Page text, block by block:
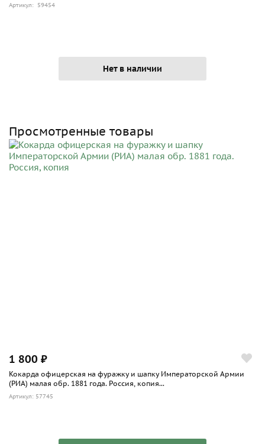
Артикул: 59454
Нет в наличии
Просмотренные товары
1 800 ₽
Кокарда офицерская на фуражку и шапку Императорской Армии
(РИА) малая обр. 1881 года. Россия, копия...
Артикул: 57745